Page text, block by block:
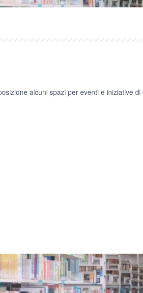
alcuni spazi per eventi e iniziative